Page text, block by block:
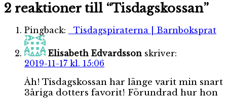
2 reaktioner till “Tisdagskossan”
Pingback: Tisdagspiraterna | Barnboksprat
Elisabeth Edvardsson skriver:
2019-11-17 kl. 15:06
Åh! Tisdagskossan har länge varit min snart
3åriga dotters favorit! Förundrad hur hon